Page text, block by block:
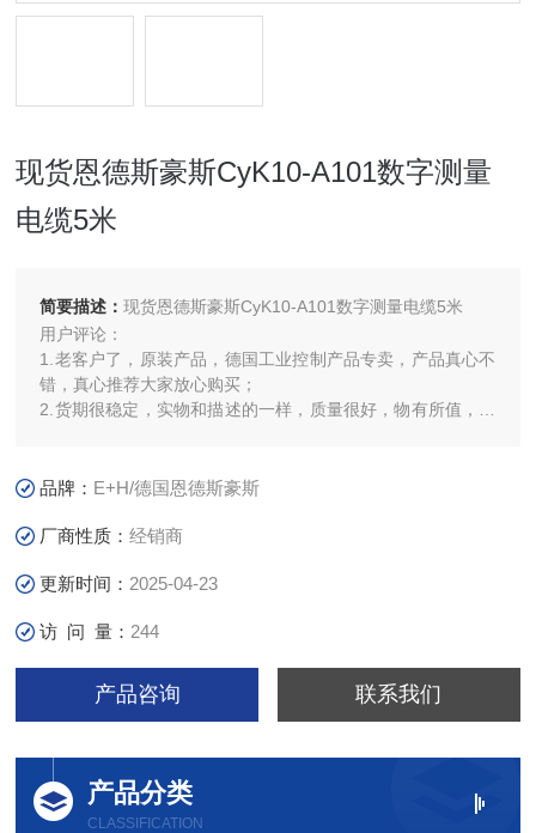
现货恩德斯豪斯CyK10-A101数字测量
电缆5米
简要描述：现货恩德斯豪斯CyK10-A101数字测量电缆5米
用户评论：
1.老客户了，原装产品，德国工业控制产品专卖，产品真心不
错，真心推荐大家放心购买；
2.货期很稳定，实物和描述的一样，质量很好，物有所值，性
品牌： E+H/德国恩德斯豪斯
厂商性质：经销商
更新时间： 2025-04-23
访 问 量： 244
产品咨询 联系我们
产品分类
CLASSIFICATION